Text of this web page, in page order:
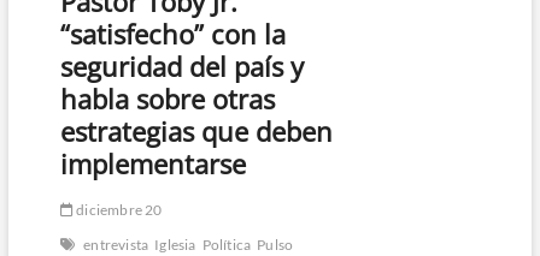
“satisfecho” con la
seguridad del país y
habla sobre otras
estrategias que deben
implementarse
diciembre 20
entrevista Iglesia Política Pulso